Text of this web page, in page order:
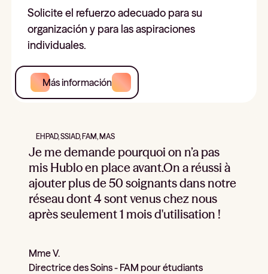
Solicite el refuerzo adecuado para su
organización y para las aspiraciones
individuales.
Más información
EHPAD, SSIAD, FAM, MAS
Je me demande pourquoi on n’a pas
mis Hublo en place avant.On a réussi à
ajouter plus de 50 soignants dans notre
réseau dont 4 sont venus chez nous
après seulement 1 mois d'utilisation !
Mme V.
Directrice des Soins - FAM pour étudiants